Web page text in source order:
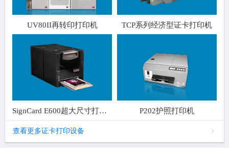
UV80II再转印打印机 TCP系列经济型证卡打印机
SignCard E600超大尺寸打印机 P202护照打印机
查看更多证卡打印设备